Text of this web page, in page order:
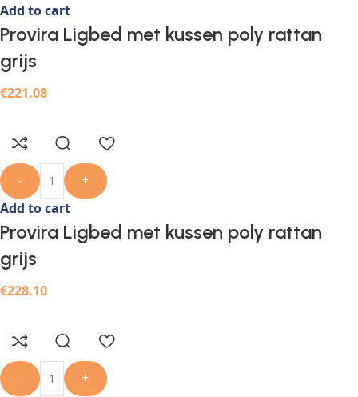
Add to cart
Provira Ligbed met kussen poly rattan
grijs
€221.08
-
+
Add to cart
Provira Ligbed met kussen poly rattan
grijs
€228.10
-
+